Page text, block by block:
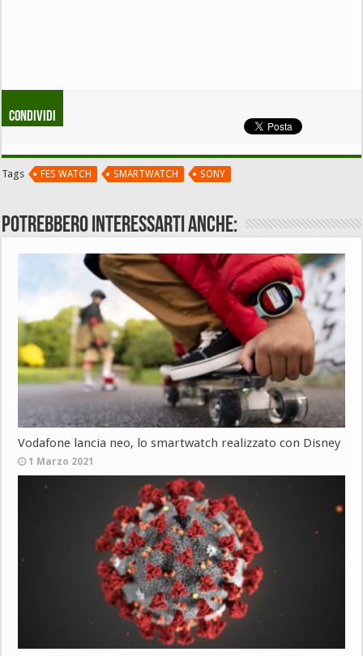
Condividi
Tags FES WATCH SMARTWATCH SONY
Potrebbero interessarti anche:
Vodafone lancia neo, lo smartwatch realizzato con Disney
1 Marzo 2021